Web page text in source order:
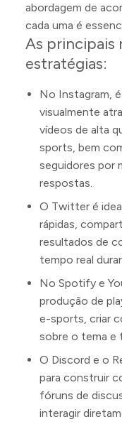
abordagem de
cada uma é
As principais
estratégias:
No Instagram,
visualmente
vídeos de alta
sports, bem
seguidores por
respostas.
O Twitter é
rápidas,
resultados de
tempo real
No Spotify e
produção de
e-sports, criar
sobre o tema e
O Discord e o
para construir
fóruns de
interagir